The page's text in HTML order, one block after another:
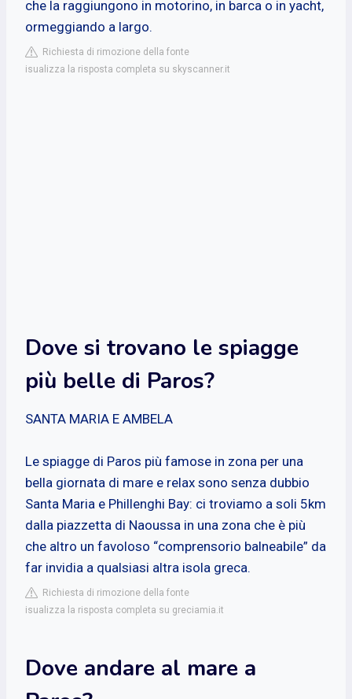
che la raggiungono in motorino, in barca o in yacht,
ormeggiando a largo.
Richiesta di rimozione della fonte
isualizza la risposta completa su skyscanner.it
Dove si trovano le spiagge
più belle di Paros?
SANTA MARIA E AMBELA
Le spiagge di Paros più famose in zona per una
bella giornata di mare e relax sono senza dubbio
Santa Maria e Phillenghi Bay: ci troviamo a soli 5km
dalla piazzetta di Naoussa in una zona che è più
che altro un favoloso “comprensorio balneabile” da
far invidia a qualsiasi altra isola greca.
Richiesta di rimozione della fonte
isualizza la risposta completa su greciamia.it
Dove andare al mare a